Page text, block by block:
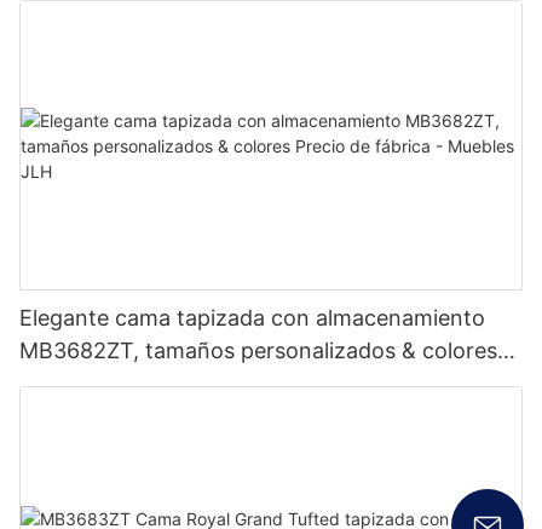
Elegante cama tapizada con almacenamiento
MB3682ZT, tamaños personalizados & colores
Precio de fábrica - Muebles JLH